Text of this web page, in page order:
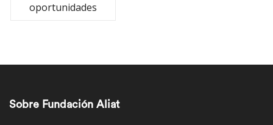
oportunidades
Sobre Fundación Aliat